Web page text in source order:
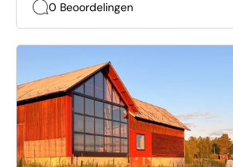
0 Beoordelingen